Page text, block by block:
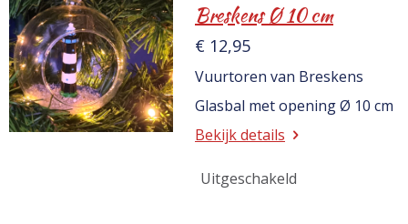
Breskens Ø 10 cm
€ 12,95
Vuurtoren van Breskens
Glasbal met opening Ø 10 cm
Bekijk details
Uitgeschakeld